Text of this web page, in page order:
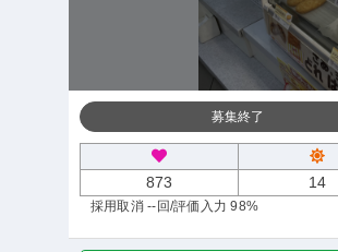
募集終了
873 14
採用取消 --回/評価入力 98%